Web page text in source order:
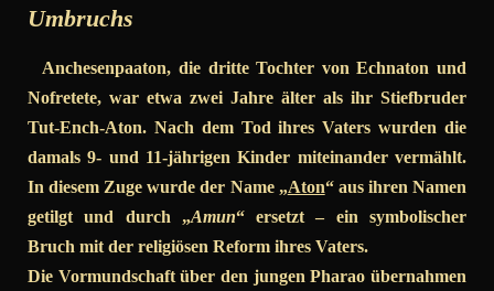
Umbruchs
Anchesenpaaton, die dritte Tochter von Echnaton und
Nofretete, war etwa zwei Jahre älter als ihr Stiefbruder
Tut-Ench-Aton. Nach dem Tod ihres Vaters wurden die
damals 9- und 11-jährigen Kinder miteinander vermählt.
In diesem Zuge wurde der Name „Aton“ aus ihren Namen
getilgt und durch „Amun“ ersetzt – ein symbolischer
Bruch mit der religiösen Reform ihres Vaters.
Die Vormundschaft über den jungen Pharao übernahmen